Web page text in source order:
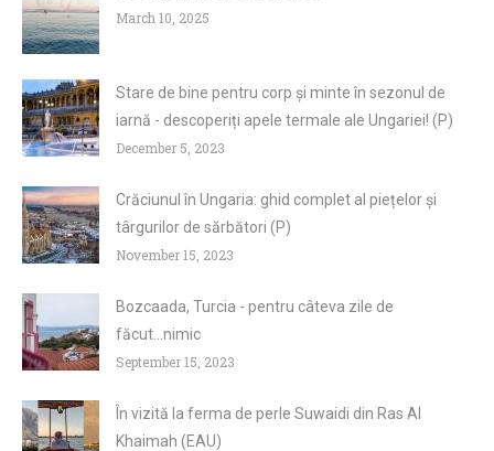
March 10, 2025
Stare de bine pentru corp și minte în sezonul de
iarnă - descoperiți apele termale ale Ungariei! (P)
December 5, 2023
Crăciunul în Ungaria: ghid complet al piețelor și
târgurilor de sărbători (P)
November 15, 2023
Bozcaada, Turcia - pentru câteva zile de
făcut...nimic
September 15, 2023
În vizită la ferma de perle Suwaidi din Ras Al
Khaimah (EAU)